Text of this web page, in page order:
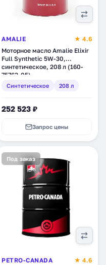
AMALIE
★ 4.6
Моторное масло Amalie Elixir
Full Synthetic 5W-30,
синтетическое, 208 л (160-
75763-05)
Синтетическое 208 л
252 523 ₽
Запрос цены
Под заказ
PETRO-CANADA
★ 4.6